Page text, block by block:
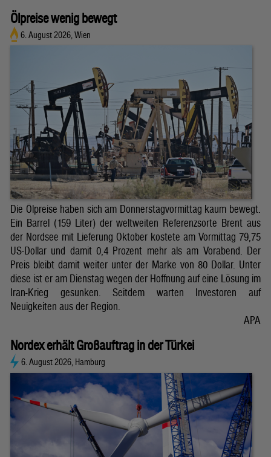
Ölpreise wenig bewegt
6. August 2026, Wien
Die Ölpreise haben sich am Donnerstagvormittag kaum bewegt.
Ein Barrel (159 Liter) der weltweiten Referenzsorte Brent aus
der Nordsee mit Lieferung Oktober kostete am Vormittag 79,75
US-Dollar und damit 0,4 Prozent mehr als am Vorabend. Der
Preis bleibt damit weiter unter der Marke von 80 Dollar. Unter
diese ist er am Dienstag wegen der Hoffnung auf eine Lösung im
Iran-Krieg gesunken. Seitdem warten Investoren auf
Neuigkeiten aus der Region.
APA
Nordex erhält Großauftrag in der Türkei
6. August 2026, Hamburg